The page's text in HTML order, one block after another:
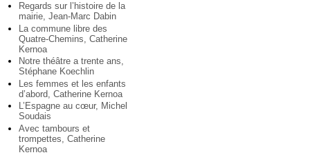
Regards sur l’histoire de la
mairie, Jean-Marc Dabin
La commune libre des
Quatre-Chemins, Catherine
Kernoa
Notre théâtre a trente ans,
Stéphane Koechlin
Les femmes et les enfants
d’abord, Catherine Kernoa
L’Espagne au cœur, Michel
Soudais
Avec tambours et
trompettes, Catherine
Kernoa